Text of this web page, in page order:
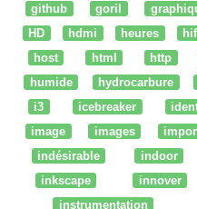
github
goril
HD
hdmi heures
host
html http
humide
hydrocarbure
i3
icebreaker
image
images
indésirable
indoor
inkscape
innover
instrumentation